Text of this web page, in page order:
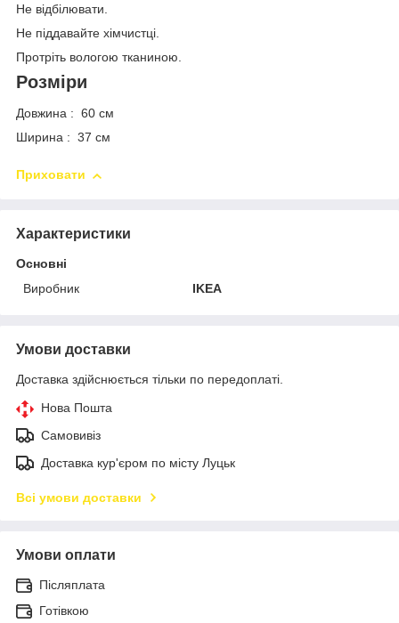
Не відбілювати.
Не піддавайте хімчистці.
Протріть вологою тканиною.
Розміри
Довжина : 60 см
Ширина : 37 см
Приховати
Характеристики
Основні
Виробник
IKEA
Умови доставки
Доставка здійснюється тільки по передоплаті.
Нова Пошта
Самовивіз
Доставка кур'єром по місту Луцьк
Всі умови доставки
Умови оплати
Післяплата
Готівкою